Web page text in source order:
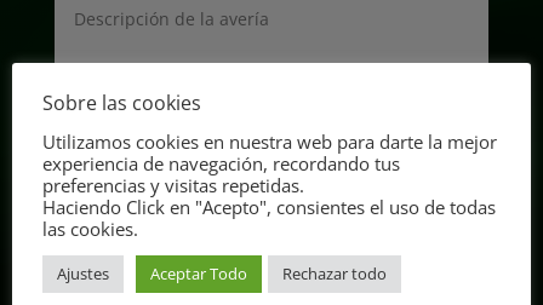
Política de Privacidad
Acepto la
10 + 2= Solicitar
Sobre las cookies
Utilizamos cookies en nuestra web para darte la mejor
experiencia de navegación, recordando tus
preferencias y visitas repetidas.
Haciendo Click en "Acepto", consientes el uso de todas
las cookies.
Ajustes Aceptar Todo Rechazar todo